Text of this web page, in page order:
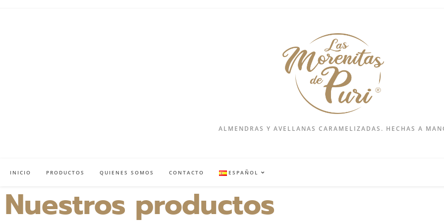
ALMENDRAS Y AVELLANAS CARAMELIZADAS. HECHAS A
INICIO PRODUCTOS QUIENES SOMOS CONTACTO ESPAÑOL
Nuestros productos